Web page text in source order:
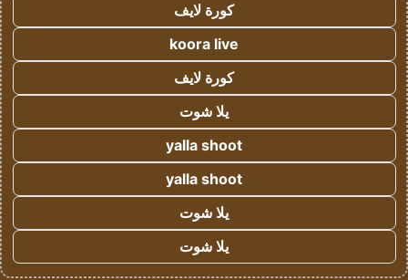
كورة لايف
koora live
كورة لايف
يلا شوت
yalla shoot
yalla shoot
يلا شوت
يلا شوت